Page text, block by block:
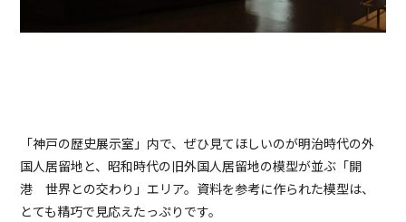
「神戸の歴史展示室」内で、ぜひ見てほしいのが明治時代の外
国人居留地と、昭和時代の旧外国人居留地の模型が並ぶ「開
港 世界との交わり」エリア。資料を参考に作られた模型は、
とても精巧で見応えたっぷりです。